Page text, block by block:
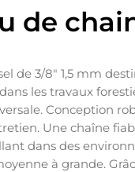
de
de 3/8″ 1,5 mm
les travaux
Conception
Une chaîne
dans des
à grande.